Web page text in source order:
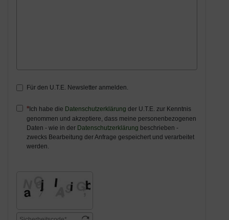
Für den U.T.E. Newsletter anmelden.
Ich habe die Datenschutzerklärung der U.T.E. zur Kenntnis
genommen und akzeptiere, dass meine personenbezogenen
Daten - wie in der Datenschutzerklärung beschrieben -
zwecks Bearbeitung der Anfrage gespeichert und verarbeitet
werden.